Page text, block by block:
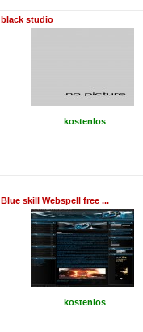
black studio
kostenlos
Blue skill Webspell free ...
kostenlos